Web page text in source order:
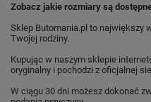
Zobacz jakie rozmiary są
Sklep Butomania.pl to największy
Twojej rodziny.
Kupując w naszym sklepie
oryginalny i pochodzi z oficjalnej
W ciągu 30 dni możesz dokonać